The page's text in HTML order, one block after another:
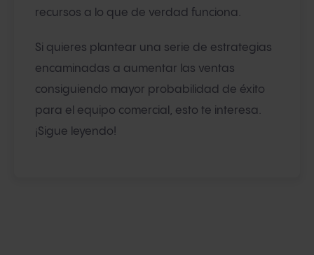
recursos a lo que de verdad funciona.
Si quieres plantear una serie de estrategias
encaminadas a aumentar las ventas
consiguiendo mayor probabilidad de éxito
para el equipo comercial, esto te interesa.
¡Sigue leyendo!